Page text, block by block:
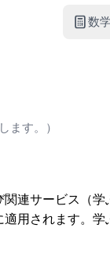
数学
ます。）
連サービス（
用されます。